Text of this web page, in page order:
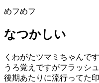
めフめフ
なつかしい
くわがたツマミちゃんで
うろ覚えですがフラッシ
後期あたりに流行ってた